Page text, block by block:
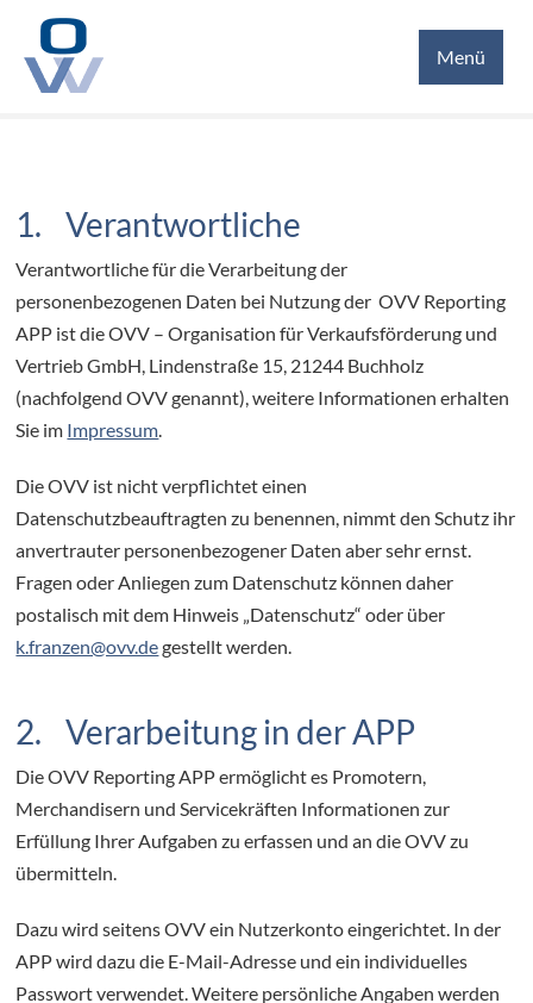
Menü
JOBS
KONTAKT
1. Verantwortliche
Verantwortliche für die Verarbeitung der
personenbezogenen Daten bei Nutzung derOVV Reporting
APP ist die OVV – Organisation für Verkaufsförderung und
Vertrieb GmbH, Lindenstraße 15, 21244 Buchholz
(nachfolgend OVV genannt), weitere Informationen erhalten
Sie im Impressum.
Die OVV ist nicht verpflichtet einen
Datenschutzbeauftragten zu benennen, nimmt den Schutz ihr
anvertrauter personenbezogener Daten aber sehr ernst.
Fragen oder Anliegen zum Datenschutz können daher
postalisch mit dem Hinweis „Datenschutz“ oder über
k.franzen@ovv.degestellt werden.
2. Verarbeitung in der APP
Die OVV Reporting APP ermöglicht es Promotern,
Merchandisern und Servicekräften Informationen zur
Erfüllung Ihrer Aufgaben zu erfassen und an die OVV zu
übermitteln.
Dazu wird seitens OVV ein Nutzerkonto eingerichtet. In der
APP wird dazu die E-Mail-Adresse und ein individuelles
Passwort verwendet. Weitere persönliche Angaben werden